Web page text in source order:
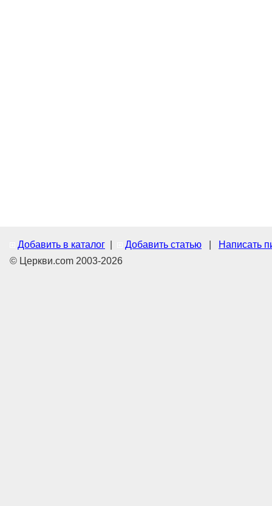
Добавить в каталог Добавить статью
Написать
© Церкви.com 2003-2026